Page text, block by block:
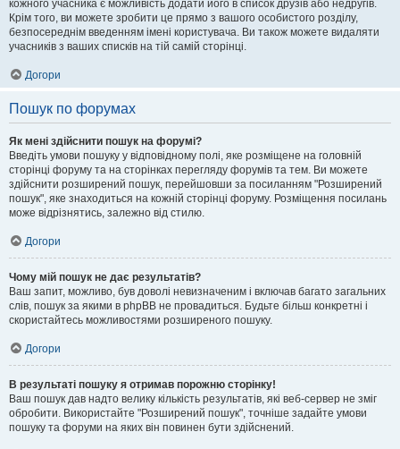
кожного учасника є можливість додати його в список друзів або недругів.
Крім того, ви можете зробити це прямо з вашого особистого розділу,
безпосереднім введенням імені користувача. Ви також можете видаляти
учасників з ваших списків на тій самій сторінці.
Догори
Пошук по форумах
Як мені здійснити пошук на форумі?
Введіть умови пошуку у відповідному полі, яке розміщене на головній
сторінці форуму та на сторінках перегляду форумів та тем. Ви можете
здійснити розширений пошук, перейшовши за посиланням "Розширений
пошук", яке знаходиться на кожній сторінці форуму. Розміщення посилань
може відрізнятись, залежно від стилю.
Догори
Чому мій пошук не дає результатів?
Ваш запит, можливо, був доволі невизначеним і включав багато загальних
слів, пошук за якими в phpBB не провадиться. Будьте більш конкретні і
скористайтесь можливостями розширеного пошуку.
Догори
В результаті пошуку я отримав порожню сторінку!
Ваш пошук дав надто велику кількість результатів, які веб-сервер не зміг
обробити. Використайте "Розширений пошук", точніше задайте умови
пошуку та форуми на яких він повинен бути здійснений.